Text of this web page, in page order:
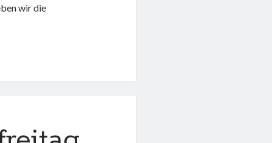
wir die